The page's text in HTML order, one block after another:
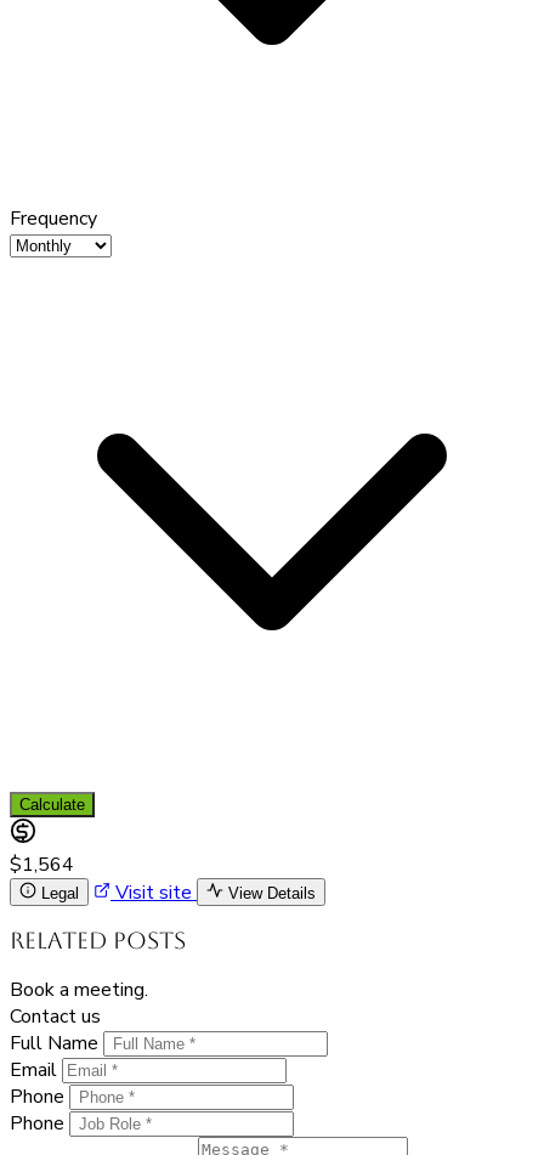
Frequency
Calculate
$1,564
Legal Visit site View Details
Related Posts
Book a meeting.
Contact us
Full Name
Email
Phone
Phone